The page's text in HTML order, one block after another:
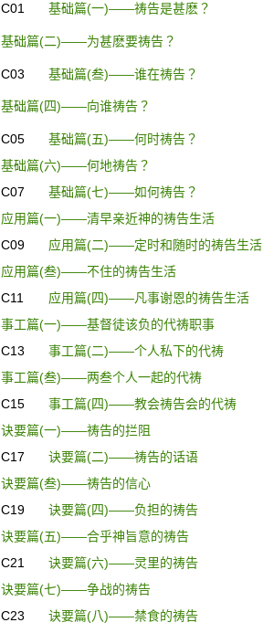
C01 基础篇(一)——祷告是甚麽？
基础篇(二)——为甚麽要祷告？
C03 基础篇(叁)——谁在祷告？
基础篇(四)——向谁祷告？
C05 基础篇(五)——何时祷告？
基础篇(六)——何地祷告？
C07
基础篇(七)——如何祷告？
应用篇(一)——清早亲近神的祷告生活
C09
应用篇(二)——定时和随时的祷告生活
应用篇(叁)——不住的祷告生活
C11
应用篇(四)——凡事谢恩的祷告生活
事工篇(一)——基督徒该负的代祷职事
C13
事工篇(二)——个人私下的代祷
事工篇(叁)——两叁个人一起的代祷
C15
事工篇(四)——教会祷告会的代祷
诀要篇(一)——祷告的拦阻
C17
诀要篇(二)——祷告的话语
诀要篇(叁)——祷告的信心
C19
诀要篇(四)——负担的祷告
诀要篇(五)——合乎神旨意的祷告
C21
诀要篇(六)——灵里的祷告
诀要篇(七)——争战的祷告
C23
诀要篇(八)——禁食的祷告